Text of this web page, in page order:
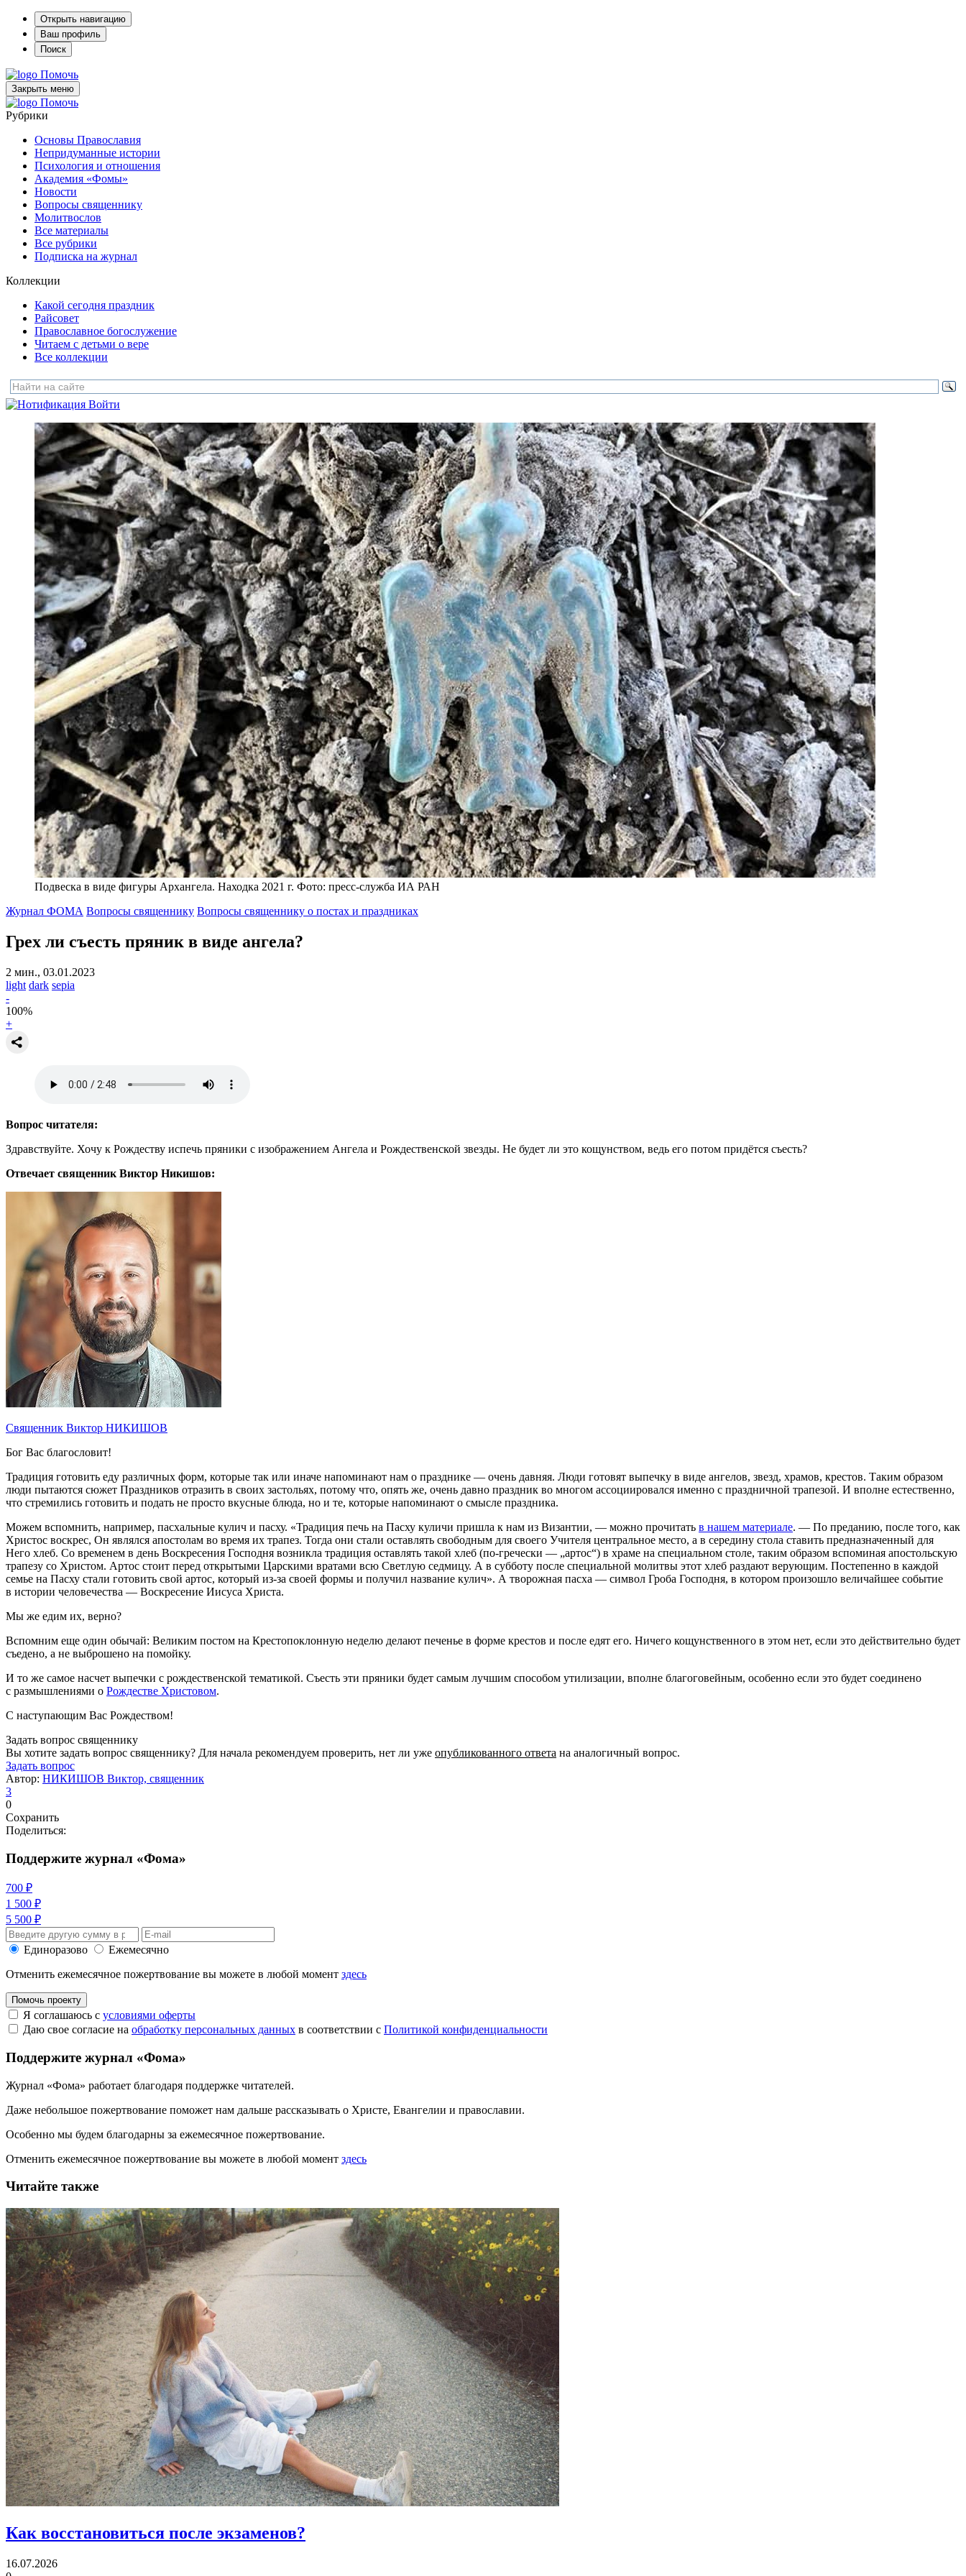
Открыть навигацию
Ваш профиль
Поиск
Помочь
Закрыть меню
Помочь
Рубрики
Основы Православия
Непридуманные истории
Психология и отношения
Академия «Фомы»
Новости
Вопросы священнику
Молитвослов
Все материалы
Все рубрики
Подписка на журнал
Коллекции
Какой сегодня праздник
Райсовет
Православное богослужение
Читаем с детьми о вере
Все коллекции
Войти
Подвеска в виде фигуры Архангела. Находка 2021 г. Фото: пресс-служба ИА РАН
Журнал ФОМА Вопросы священнику Вопросы священнику о постах и праздниках
Грех ли съесть пряник в виде ангела?
2 мин., 03.01.2023
light dark sepia
-
100%
+
Вопрос читателя:
Здравствуйте. Хочу к Рождеству испечь пряники с изображением Ангела и Рождественской звезды. Не будет ли это кощунством, ведь его потом придётся съесть?
Отвечает священник Виктор Никишов:
Священник Виктор НИКИШОВ
Бог Вас благословит!
Традиция готовить еду различных форм, которые так или иначе напоминают нам о празднике — очень давняя. Люди готовят выпечку в виде ангелов, звезд, храмов, крестов. Таким образом
люди пытаются сюжет Праздников отразить в своих застольях, потому что, опять же, очень давно праздник во многом ассоциировался именно с праздничной трапезой. И вполне естественно,
что стремились готовить и подать не просто вкусные блюда, но и те, которые напоминают о смысле праздника.
Можем вспомнить, например, пасхальные кулич и пасху. «Традиция печь на Пасху куличи пришла к нам из Византии, — можно прочитать в нашем материале. — По преданию, после того, как
Христос воскрес, Он являлся апостолам во время их трапез. Тогда они стали оставлять свободным для своего Учителя центральное место, а в середину стола ставить предназначенный для
Него хлеб. Со временем в день Воскресения Господня возникла традиция оставлять такой хлеб (по-гречески — „артос“) в храме на специальном столе, таким образом вспоминая апостольскую
трапезу со Христом. Артос стоит перед открытыми Царскими вратами всю Светлую седмицу. А в субботу после специальной молитвы этот хлеб раздают верующим. Постепенно в каждой
семье на Пасху стали готовить свой артос, который из-за своей формы и получил название кулич». А творожная пасха — символ Гроба Господня, в котором произошло величайшее событие
в истории человечества — Воскресение Иисуса Христа.
Мы же едим их, верно?
Вспомним еще один обычай: Великим постом на Крестопоклонную неделю делают печенье в форме крестов и после едят его. Ничего кощунственного в этом нет, если это действительно будет
съедено, а не выброшено на помойку.
И то же самое насчет выпечки с рождественской тематикой. Съесть эти пряники будет самым лучшим способом утилизации, вполне благоговейным, особенно если это будет соединено
с размышлениями о Рождестве Христовом.
С наступающим Вас Рождеством!
Задать вопрос священнику
Вы хотите задать вопрос священнику? Для начала рекомендуем проверить, нет ли уже опубликованного ответа на аналогичный вопрос.
Задать вопрос
Автор: НИКИШОВ Виктор, священник
3
0
Сохранить
Поделиться:
Поддержите журнал «Фома»
700 ₽
1 500 ₽
5 500 ₽
Единоразово
Ежемесячно
Отменить ежемесячное пожертвование вы можете в любой момент здесь
Помочь проекту
Я соглашаюсь с условиями оферты
Даю свое согласие на обработку персональных данных в соответствии с Политикой конфиденциальности
Поддержите журнал «Фома»
Журнал «Фома» работает благодаря поддержке читателей.
Даже небольшое пожертвование поможет нам дальше рассказывать о Христе, Евангелии и православии.
Особенно мы будем благодарны за ежемесячное пожертвование.
Отменить ежемесячное пожертвование вы можете в любой момент здесь
Читайте также
Как восстановиться после экзаменов?
16.07.2026